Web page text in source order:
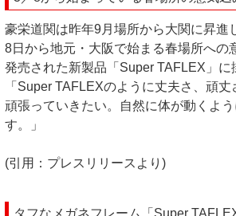
豪栄道関は昨年9月場所から大関に昇進
8日から地元・大阪で始まる春場所への
発売された新製品「Super TAFLEX」に
「Super TAFLEXのように丈夫さ、頑
頑張っていきたい。自然に体が動くよ
す。」
(引用：プレスリリースより)
タフなメガネフレーム「Super TAFLEX